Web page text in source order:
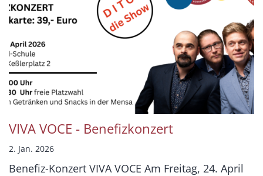
VIVA VOCE - Benefizkonzert
2. Jan. 2026
Benefiz-Konzert VIVA VOCE Am Freitag, 24. April